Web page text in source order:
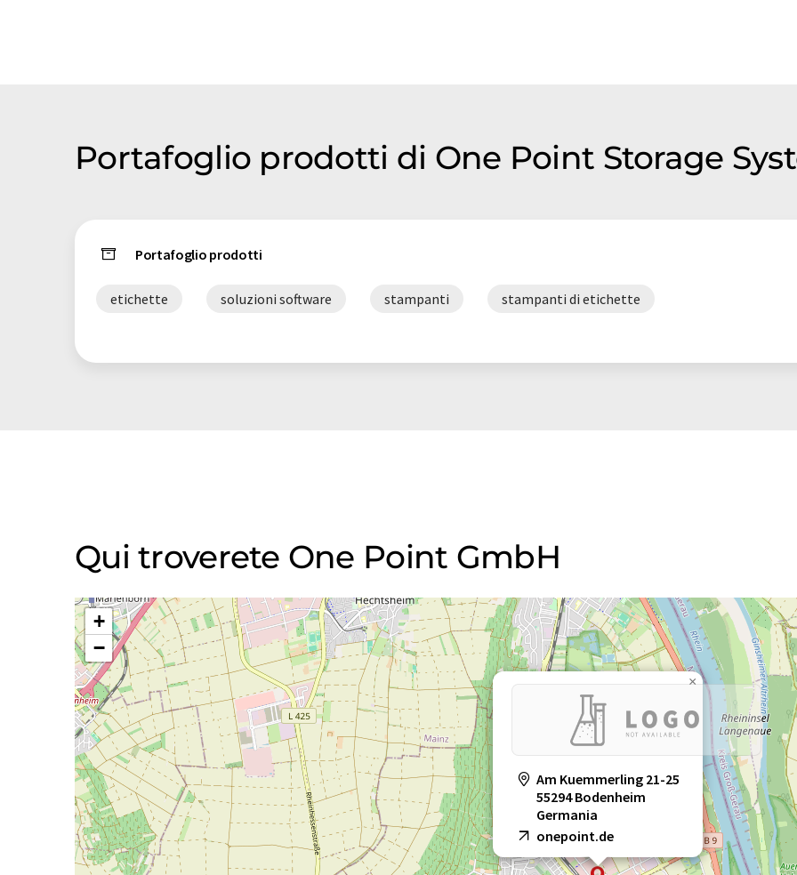
Portafoglio prodotti di One Point Storage
Portafoglio prodotti
etichette soluzioni software stampanti stampanti di etichette
Qui troverete One Point GmbH
Am Kuemmerling 21-25
55294 Bodenheim
Germania
onepoint.de
×
+
−